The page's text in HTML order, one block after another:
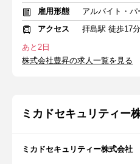
雇用形態
アルバイト・パ
アクセス
拝島駅 徒歩17分
あと2日
株式会社豊昇の求人一覧を見る
ミカドセキュリティー
ミカドセキュリティー株式会